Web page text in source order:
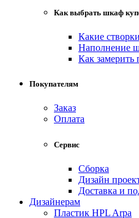
Как выбрать шкаф
Какие
Наполнение
Как
Покупателям
Заказ
Оплата
Сервис
Сборка
Дизайн
Доставка и
Дизайнерам
Пластик HPL Arpa